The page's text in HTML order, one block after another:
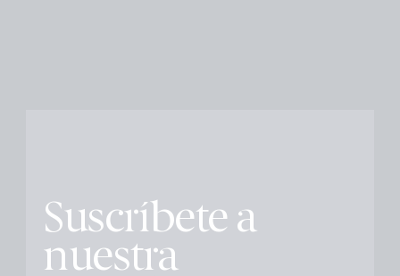
Suscríbete a
nuestra